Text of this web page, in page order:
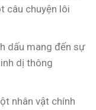
câu chuyện lôi
dấu mang đến sự
dị thông
nhân vật chính